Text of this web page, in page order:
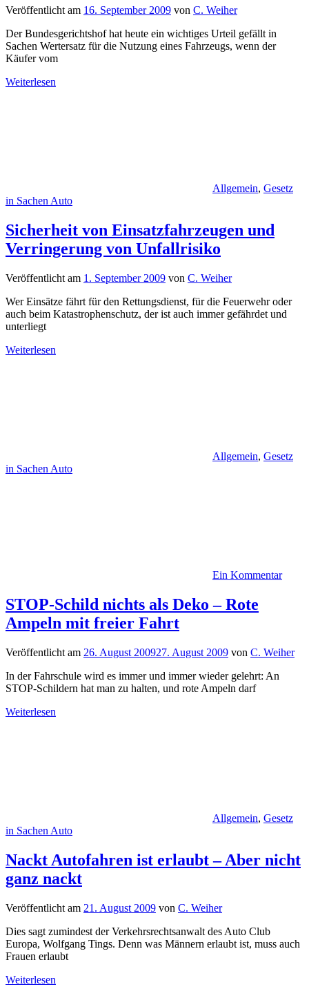
Veröffentlicht am 16. September 2009 von C. Weiher
Der Bundesgerichtshof hat heute ein wichtiges Urteil gefällt in
Sachen Wertersatz für die Nutzung eines Fahrzeugs, wenn der
Käufer vom
Weiterlesen
Allgemein, Gesetz
in Sachen Auto
Sicherheit von Einsatzfahrzeugen und
Verringerung von Unfallrisiko
Veröffentlicht am 1. September 2009 von C. Weiher
Wer Einsätze fährt für den Rettungsdienst, für die Feuerwehr oder
auch beim Katastrophenschutz, der ist auch immer gefährdet und
unterliegt
Weiterlesen
Allgemein, Gesetz
in Sachen Auto
Ein Kommentar
STOP-Schild nichts als Deko – Rote
Ampeln mit freier Fahrt
Veröffentlicht am 26. August 200927. August 2009 von C. Weiher
In der Fahrschule wird es immer und immer wieder gelehrt: An
STOP-Schildern hat man zu halten, und rote Ampeln darf
Weiterlesen
Allgemein, Gesetz
in Sachen Auto
Nackt Autofahren ist erlaubt – Aber nicht
ganz nackt
Veröffentlicht am 21. August 2009 von C. Weiher
Dies sagt zumindest der Verkehrsrechtsanwalt des Auto Club
Europa, Wolfgang Tings. Denn was Männern erlaubt ist, muss auch
Frauen erlaubt
Weiterlesen